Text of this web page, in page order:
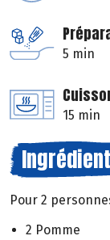
5 min
15 min
Pour 2
2 Pomme